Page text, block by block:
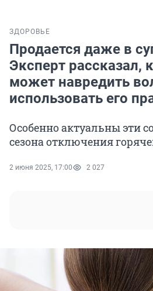
ЗДОРОВЬЕ
Продается даже в
Эксперт рассказал,
может навредить
использовать его
Особенно актуальны эти
сезона отключения
2 июня 2025, 17:00 2 027